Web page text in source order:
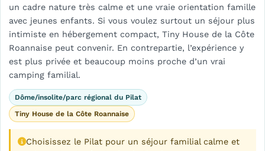
un cadre nature très calme et une vraie orientation famille
avec jeunes enfants. Si vous voulez surtout un séjour plus
intimiste en hébergement compact, Tiny House de la Côte
Roannaise peut convenir. En contrepartie, l’expérience y
est plus privée et beaucoup moins proche d’un vrai
camping familial.
Dôme/insolite/parc régional du Pilat
Tiny House de la Côte Roannaise
Choisissez le Pilat pour un séjour familial calme et